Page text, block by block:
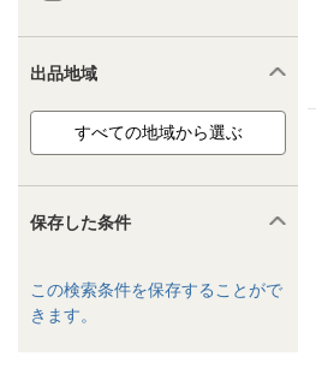
出品地域
保存した条件
この検索条件を保存することがで
きます。